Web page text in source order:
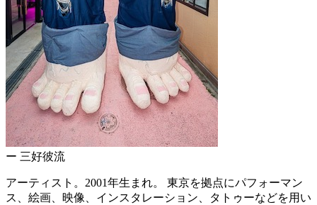
ー 三好彼流
アーティスト。2001年生まれ。 東京を拠点にパフォーマン
ス、絵画、映像、インスタレーション、タトゥーなどを用い